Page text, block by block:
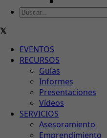
EVENTOS
RECURSOS
Guías
Informes
Presentaciones
Vídeos
SERVICIOS
Asesoramiento
Emprendimiento